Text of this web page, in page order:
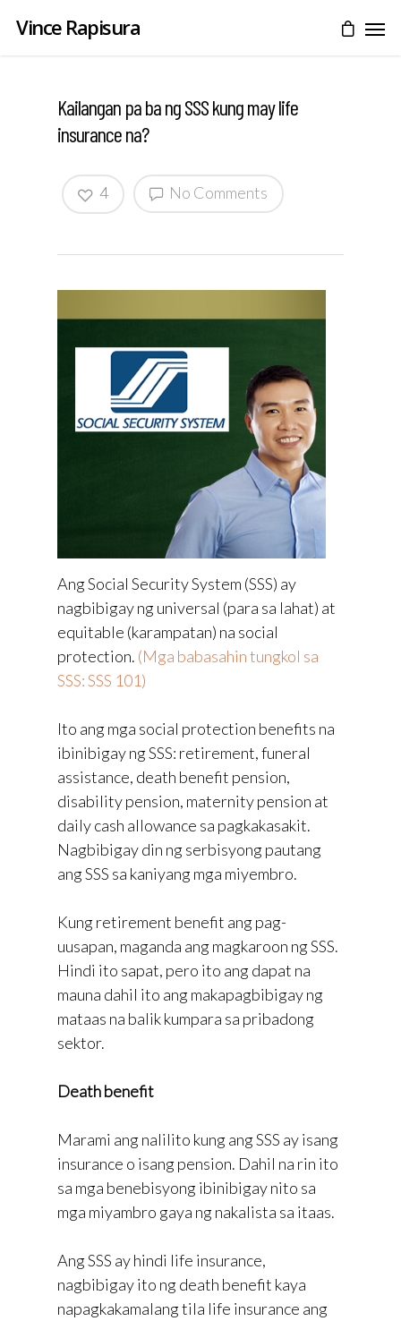
Vince Rapisura
Kailangan pa ba ng SSS kung may life
insurance na?
No Comments
4
Ang Social Security System (SSS) ay
nagbibigay ng universal (para sa lahat) at
equitable (karampatan) na social
protection. (Mga babasahin tungkol sa
SSS: SSS 101)
Ito ang mga social protection benefits na
ibinibigay ng SSS: retirement, funeral
assistance, death benefit pension,
disability pension, maternity pension at
daily cash allowance sa pagkakasakit.
Nagbibigay din ng serbisyong pautang
ang SSS sa kaniyang mga miyembro.
Kung retirement benefit ang pag-
uusapan, maganda ang magkaroon ng SSS.
Hindi ito sapat, pero ito ang dapat na
mauna dahil ito ang makapagbibigay ng
mataas na balik kumpara sa pribadong
sektor.
Death benefit
Marami ang nalilito kung ang SSS ay isang
insurance o isang pension. Dahil na rin ito
sa mga benebisyong ibinibigay nito sa
mga miyambro gaya ng nakalista sa itaas.
Ang SSS ay hindi life insurance,
nagbibigay ito ng death benefit kaya
napagkakamalang tila life insurance ang